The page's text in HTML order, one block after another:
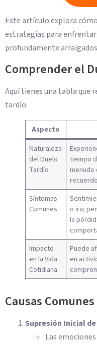
Este artículo explora
estrategias para
profundamente
Comprender el
Aquí tienes una tabla que
tardío:
Aspecto
Naturaleza
del Duelo
Tardío
tiempo
menudo
Síntomas
Comunes
o ira;
la
Impacto
en la Vida
Cotidiana
Puede
en
Causas
Supresión Inicial
Las